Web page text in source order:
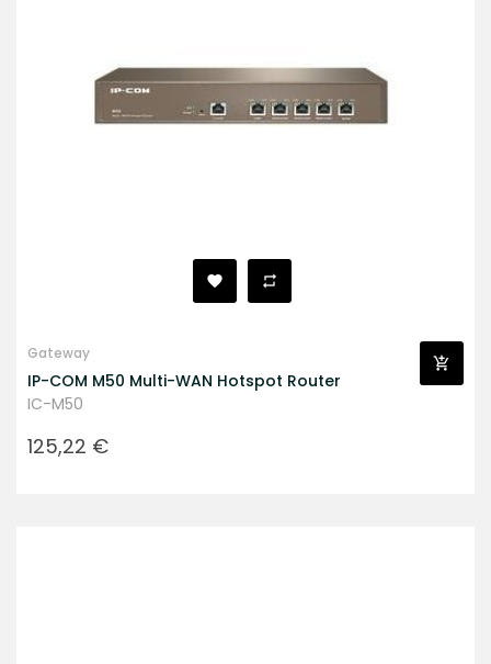
Gateway
IP-COM M50 Multi-WAN Hotspot Router
IC-M50
Prezzo
125,22 €